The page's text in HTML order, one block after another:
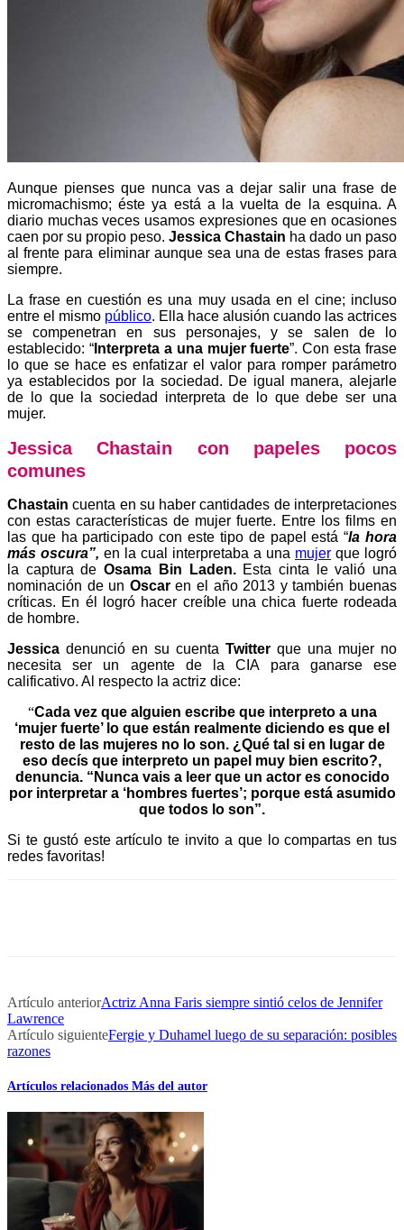
Aunque pienses que nunca vas a dejar salir una frase de
micromachismo; éste ya está a la vuelta de la esquina. A
diario muchas veces usamos expresiones que en ocasiones
caen por su propio peso. Jessica Chastain ha dado un paso
al frente para eliminar aunque sea una de estas frases para
siempre.
La frase en cuestión es una muy usada en el cine; incluso
entre el mismo público. Ella hace alusión cuando las actrices
se compenetran en sus personajes, y se salen de lo
establecido: “Interpreta a una mujer fuerte”. Con esta frase
lo que se hace es enfatizar el valor para romper parámetro
ya establecidos por la sociedad. De igual manera, alejarle
de lo que la sociedad interpreta de lo que debe ser una
mujer.
Jessica Chastain con papeles pocos
comunes
Chastaincuenta en su haber cantidades de interpretaciones
con estas características de mujer fuerte. Entre los films en
las que ha participado con este tipo de papel está “la hora
más oscura”, en la cual interpretaba a una mujer que logró
la captura deOsama Bin Laden. Esta cinta le valió una
nominación de un Oscaren el año 2013 y también buenas
críticas. En él logró hacer creíble una chica fuerte rodeada
de hombre.
Jessica denunció en su cuenta Twitter que una mujer no
necesita ser un agente de la CIA para ganarse ese
calificativo. Al respecto la actriz dice:
“Cada vez que alguien escribe que interpreto a una
‘mujer fuerte’ lo que están realmente diciendo es que el
resto de las mujeres no lo son. ¿Qué tal si en lugar de
eso decís que interpreto un papel muy bien escrito?,
denuncia. “Nunca vais a leer que un actor es conocido
por interpretar a ‘hombres fuertes’; porque está asumido
que todos lo son”.
Si te gustó este artículo te invito a que lo compartas en tus
redes favoritas!
Artículo anteriorActriz Anna Faris siempre sintió celos de Jennifer
Lawrence
Artículo siguienteFergie y Duhamel luego de su separación: posibles
razones
Artículos relacionados Más del autor